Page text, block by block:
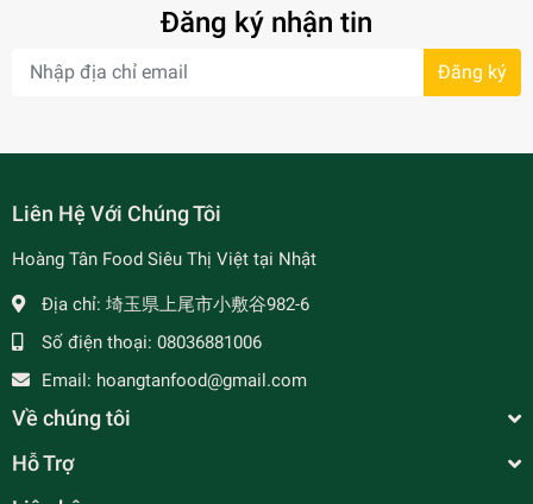
Đăng ký nhận tin
Đăng ký
Liên Hệ Với Chúng Tôi
Hoàng Tân Food Siêu Thị Việt tại Nhật
Địa chỉ: 埼玉県上尾市小敷谷982-6
Số điện thoại: 08036881006
Email: hoangtanfood@gmail.com
Về chúng tôi
Hỗ Trợ